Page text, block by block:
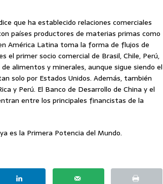
que ha establecido relaciones comerciales
países productores de materias primas como
América Latina toma la forma de flujos de
primer socio comercial de Brasil, Chile, Perú,
alimentos y minerales, aunque sigue siendo el
solo por Estados Unidos. Además, también
y Perú. El Banco de Desarrollo de China y el
entre los principales financistas de la
es la Primera Potencia del Mundo.